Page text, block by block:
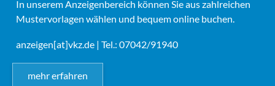
In unserem Anzeigenbereich können Sie aus zahlreichen
Mustervorlagen wählen und bequem online buchen.
anzeigen[at]vkz.de | Tel.: 07042/91940
mehr erfahren